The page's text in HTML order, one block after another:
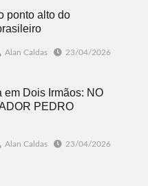
ponto alto do
Alan Caldas 23/04/2026
em Dois Irmãos: NO
PEDRO
Alan Caldas 23/04/2026